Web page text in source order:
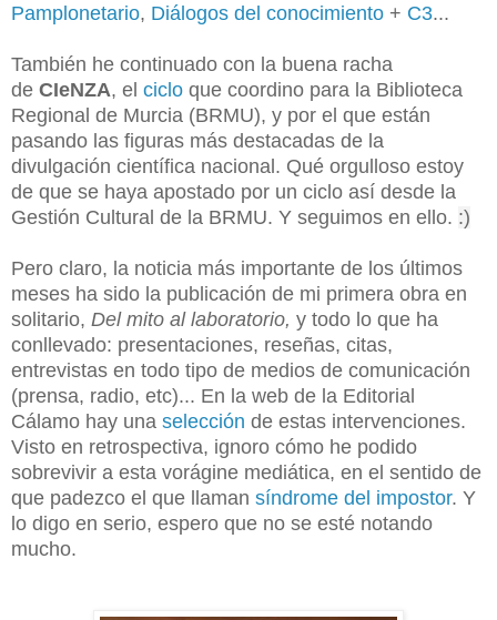
Pamplonetario, Diálogos del conocimiento + C3...
También he continuado con la buena racha
de CIeNZA, el ciclo que coordino para la Biblioteca
Regional de Murcia (BRMU), y por el que están
pasando las figuras más destacadas de la
divulgación científica nacional. Qué orgulloso estoy
de que se haya apostado por un ciclo así desde la
Gestión Cultural de la BRMU. Y seguimos en ello. :)
Pero claro, la noticia más importante de los últimos
meses ha sido la publicación de mi primera obra en
solitario, Del mito al laboratorio, y todo lo que ha
conllevado: presentaciones, reseñas, citas,
entrevistas en todo tipo de medios de comunicación
(prensa, radio, etc)... En la web de la Editorial
Cálamo hay una selección de estas intervenciones.
Visto en retrospectiva, ignoro cómo he podido
sobrevivir a esta vorágine mediática, en el sentido de
que padezco el que llaman síndrome del impostor. Y
lo digo en serio, espero que no se esté notando
mucho.